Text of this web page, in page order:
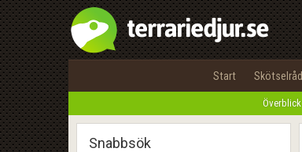
Start Skötselråd
Överblick
Snabbsök